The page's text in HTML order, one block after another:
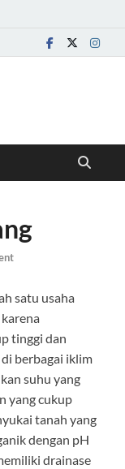
satu usaha
tinggi dan
berbagai iklim
suhu yang
yang cukup
tanah yang
dengan pH
drainase